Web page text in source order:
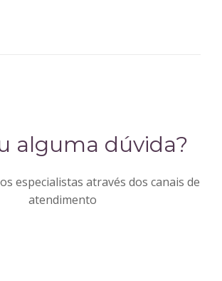
alguma dúvida?
especialistas através dos canais de
atendimento